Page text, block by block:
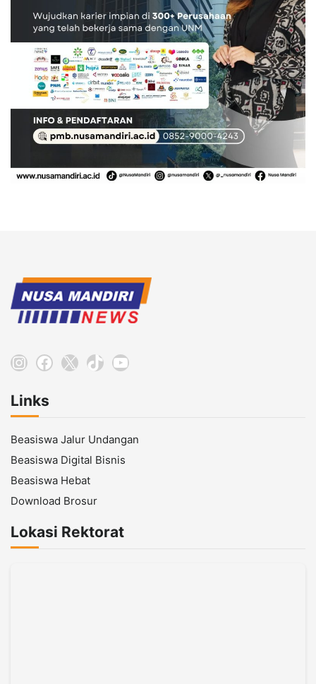
Instagram
Facebook
X TikTokYouTube
Links
Beasiswa Jalur Undangan
Beasiswa Digital Bisnis
Beasiswa Hebat
Download Brosur
Lokasi Rektorat